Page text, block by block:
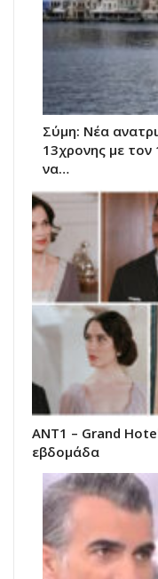
Σύμη: Nέα
13χρονης με
να…
ΑΝΤ1 – Grand
εβδομάδα